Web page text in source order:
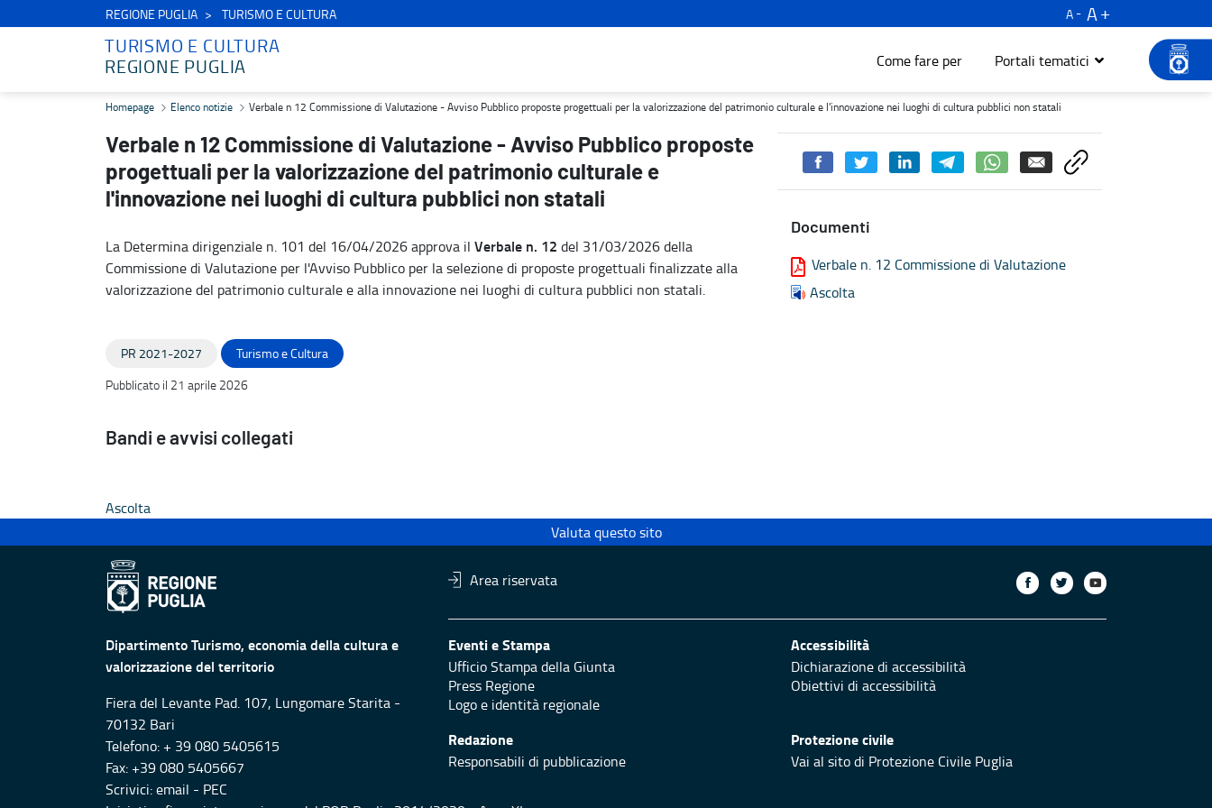
REGIONE PUGLIA TURISMO E CULTURA A
A
TURISMO E CULTURA
REGIONE PUGLIA
Come fare per Portali tematici
Verbale n 12 Commissione di Valutazione - Avviso Pubblico proposte progettuali per la valorizzazione del patrimonio culturale e l'innovazione nei luoghi di cultura pubblici non statali - Turismo e
Homepage Elenco notizie Verbale n 12 Commissione di Valutazione - Avviso Pubblico proposte progettuali per la valorizzazione del patrimonio culturale e l'innovazione nei luoghi di cultura pubblici non statali
Verbale n 12 Commissione di Valutazione - Avviso Pubblico proposte
progettuali per la valorizzazione del patrimonio culturale e
l'innovazione nei luoghi di cultura pubblici non statali
La Determina dirigenziale n. 101 del 16/04/2026 approva il Verbale n. 12 del 31/03/2026 della
Commissione di Valutazione per l'Avviso Pubblico per la selezione di proposte progettuali finalizzate alla
valorizzazione del patrimonio culturale e alla innovazione nei luoghi di cultura pubblici non statali.
Documenti
Verbale n. 12 Commissione di Valutazione
Ascolta
PR 2021-2027
Turismo e Cultura
Pubblicato il 21 aprile 2026
Bandi e avvisi collegati
Ascolta
Valuta questo sito
Area riservata
Dipartimento Turismo, economia della cultura e
valorizzazione del territorio
Fiera del Levante Pad. 107, Lungomare Starita -
70132 Bari
Telefono: + 39 080 5405615
Fax: +39 080 5405667
Scrivici: email PEC
Eventi e Stampa
Ufficio Stampa della Giunta
Press Regione
Logo e identità regionale
Accessibilità
Dichiarazione di accessibilità
Obiettivi di accessibilità
Redazione
Responsabili di pubblicazione
Protezione civile
Vai al sito di Protezione Civile Puglia